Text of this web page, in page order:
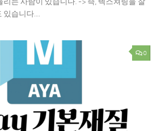
있습니다....
0